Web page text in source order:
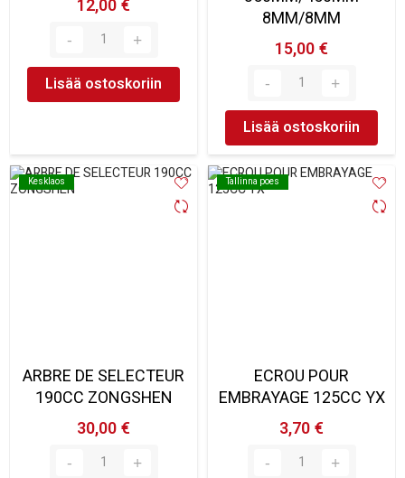
12,00 €
Lisää ostoskoriin
8MM/8MM
15,00 €
Lisää ostoskoriin
Kesklaos
Kesklaos
ARBRE DE SELECTEUR
190CC ZONGSHEN
30,00 €
Tallinna poes
Tallinna poes
ECROU POUR
EMBRAYAGE 125CC YX
3,70 €